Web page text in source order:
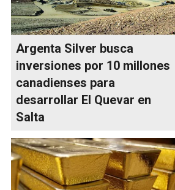
Argenta Silver busca
inversiones por 10 millones
canadienses para
desarrollar El Quevar en
Salta